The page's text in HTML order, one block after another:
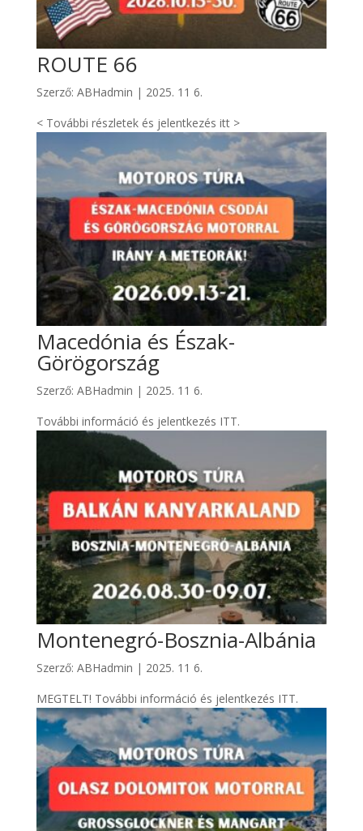
ROUTE 66
Szerző: ABHadmin | 2025. 11 6.
< További részletek és jelentkezés itt >
Macedónia és Észak-
Görögország
Szerző: ABHadmin | 2025. 11 6.
További információ és jelentkezés ITT.
Montenegró-Bosznia-Albánia
Szerző: ABHadmin | 2025. 11 6.
MEGTELT! További információ és jelentkezés ITT.